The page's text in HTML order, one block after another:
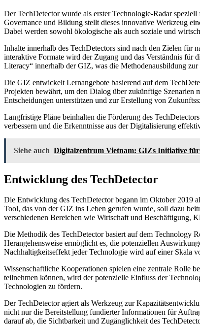
Der TechDetector wurde als erster Technologie-Radar
Governance und Bildung stellt dieses innovative Werkzeug
Dabei werden sowohl ökologische als auch soziale und
Inhalte innerhalb des TechDetectors sind nach den Zielen
interaktive Formate wird der Zugang und das Verständnis für
Literacy“ innerhalb der GIZ, was die Methodenausbildung
Die GIZ entwickelt Lernangebote basierend auf dem
Projekten bewährt, um den Dialog über zukünftige Szenarien
Entscheidungen unterstützen und zur Erstellung von
Langfristige Pläne beinhalten die Förderung des
verbessern und die Erkenntnisse aus der Digitalisierung
Siehe auch Digitalzentrum Vietnam: GIZs Initiative
Entwicklung des TechDetector
Die Entwicklung des TechDetector begann im Oktober 2019
Tool, das von der GIZ ins Leben gerufen wurde, soll dazu
verschiedenen Bereichen wie Wirtschaft und Beschäftigung,
Die Methodik des TechDetector basiert auf dem Technology
Herangehensweise ermöglicht es, die potenziellen
Nachhaltigkeitseffekt jeder Technologie wird auf einer Skala
Wissenschaftliche Kooperationen spielen eine zentrale Rolle
teilnehmen können, wird der potenzielle Einfluss der
Technologien zu fördern.
Der TechDetector agiert als Werkzeug zur
nicht nur die Bereitstellung fundierter Informationen für
darauf ab, die Sichtbarkeit und Zugänglichkeit des